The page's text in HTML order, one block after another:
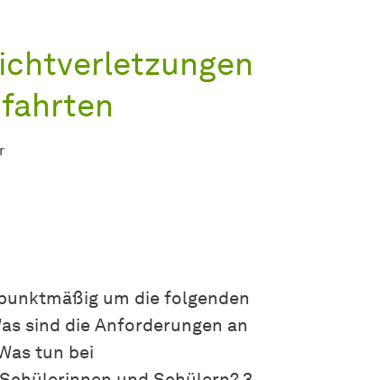
um die folgenden
sind die Anforderungen an
tun bei